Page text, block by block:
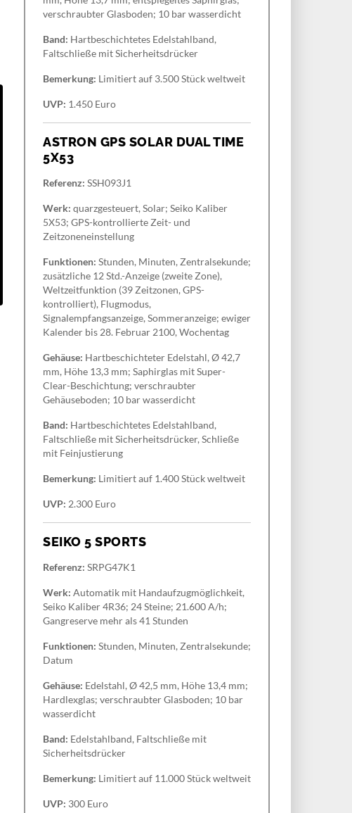
verschraubter Glasboden; 10 bar wasserdicht
Band: Hartbeschichtetes Edelstahlband,
Faltschließe mit Sicherheitsdrücker
Bemerkung: Limitiert auf 3.500 Stück weltweit
UVP: 1.450 Euro
ASTRON GPS SOLAR DUAL TIME
5X53
Referenz: SSH093J1
Werk: quarzgesteuert, Solar; Seiko Kaliber
5X53; GPS-kontrollierte Zeit- und
Zeitzoneneinstellung
Funktionen: Stunden, Minuten, Zentralsekunde;
zusätzliche 12 Std.-Anzeige (zweite Zone),
Weltzeitfunktion (39 Zeitzonen, GPS-
kontrolliert), Flugmodus,
Signalempfangsanzeige, Sommeranzeige; ewiger
Kalender bis 28. Februar 2100, Wochentag
Gehäuse: Hartbeschichteter Edelstahl, Ø 42,7
mm, Höhe 13,3 mm; Saphirglas mit Super-
Clear-Beschichtung; verschraubter
Gehäuseboden; 10 bar wasserdicht
Band: Hartbeschichtetes Edelstahlband,
Faltschließe mit Sicherheitsdrücker, Schließe
mit Feinjustierung
Bemerkung: Limitiert auf 1.400 Stück weltweit
UVP: 2.300 Euro
SEIKO 5 SPORTS
Referenz: SRPG47K1
Werk: Automatik mit Handaufzugmöglichkeit,
Seiko Kaliber 4R36; 24 Steine; 21.600 A/h;
Gangreserve mehr als 41 Stunden
Funktionen: Stunden, Minuten, Zentralsekunde;
Datum
Gehäuse: Edelstahl, Ø 42,5 mm, Höhe 13,4 mm;
Hardlexglas; verschraubter Glasboden; 10 bar
wasserdicht
Band: Edelstahlband, Faltschließe mit
Sicherheitsdrücker
Bemerkung: Limitiert auf 11.000 Stück weltweit
UVP: 300 Euro